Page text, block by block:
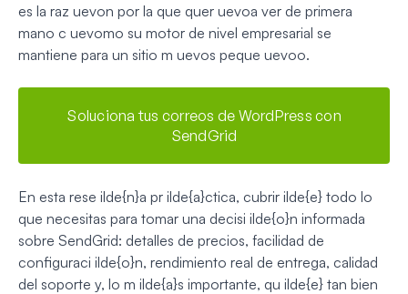
es la raz uevon por la que quer uevoa ver de primera
mano c uevomo su motor de nivel empresarial se
mantiene para un sitio m uevos peque uevoo.
Soluciona tus correos de WordPress con
SendGrid
En esta rese ilde{n}a pr ilde{a}ctica, cubrir ilde{e} todo lo
que necesitas para tomar una decisi ilde{o}n informada
sobre SendGrid: detalles de precios, facilidad de
configuraci ilde{o}n, rendimiento real de entrega, calidad
del soporte y, lo m ilde{a}s importante, qu ilde{e} tan bien